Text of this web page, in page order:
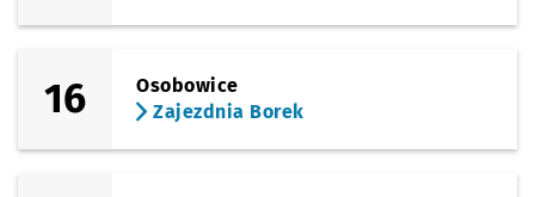
16
Osobowice
Zajezdnia Borek